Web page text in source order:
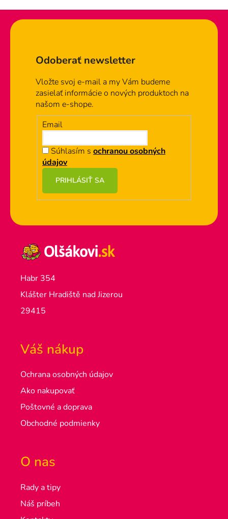
l
á
i
p
r
k
y
v
ý
p
s
u
Odoberať newsletter
Vložte svoj e-mail a my Vám budeme
zasielať informácie o nových produktoch na
našom e-shope.
Email
Súhlasím s ochranou osobných
údajov
PRIHLÁSIŤ SA
Habr 354
Klášter Hradiště nad Jizerou
29415
Váš nákup
Ochrana osobných údajov
Ako nakupovať
Poštovné a doprava
Obchodné podmienky
O nas
Rady a tipy
Náš príbeh